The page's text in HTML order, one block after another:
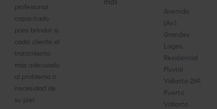
profesional,
capacitado
para brindar a
cada cliente el
tratamiento
más adecuado
al problema o
necesidad de
su piel.
Avenida
(Av.).
Grandes
Lagos,
Residencial
Fluvial
Vallarta 269,
Puerto
Vallarta